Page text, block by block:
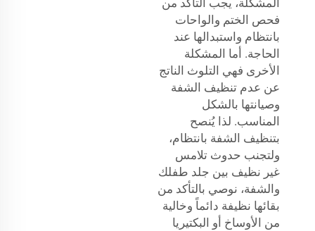
فحص الختم والواحات
بانتظام واستبدالها عند
الحاجة. أما المشكلة
الأخرى فهي التلوث الناتج
عن عدم تنظيف الشفة
وصيانتها بالشكل
المناسب. لذا يُنصح
بتنظيف الشفة بانتظام،
ولتجنب حدوث تلامس
غير نظيف بين جلد طفلك
والشفة، نوصي بالتأكد من
بقائها نظيفة دائماً وخالية
من الأوساخ أو البكتيريا